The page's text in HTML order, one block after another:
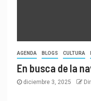
AGENDA BLOGS CULTURA
En busca de la
diciembre 3, 2025